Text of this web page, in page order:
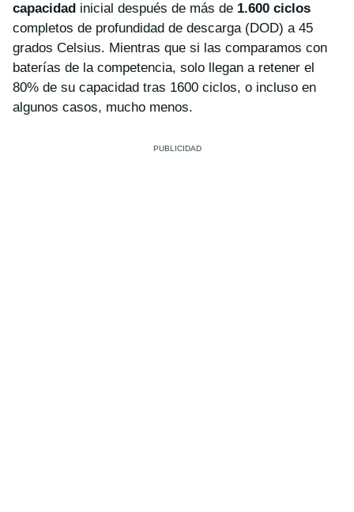
capacidad inicial después de más de 1.600 ciclos
completos de profundidad de descarga (DOD) a 45
grados Celsius. Mientras que si las comparamos con
baterías de la competencia, solo llegan a retener el
80% de su capacidad tras 1600 ciclos, o incluso en
algunos casos, mucho menos.